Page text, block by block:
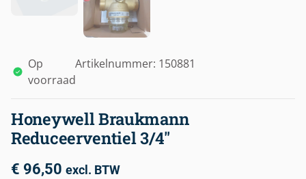
Op
voorraad
Artikelnummer: 150881
Honeywell Braukmann
Reduceerventiel 3/4″
€ 96,50 excl. BTW